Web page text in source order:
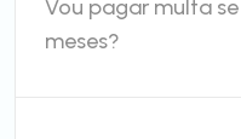
Vou pagar multa
meses?